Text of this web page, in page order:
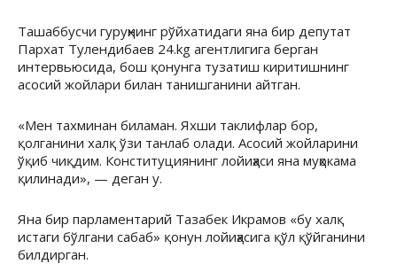
Ташаббусчи гуруҳнинг рўйхатидаги яна бир депутат
Пархат Тулендибаев 24.kg агентлигига берган
интервьюсида, бош қонунга тузатиш киритишнинг
асосий жойлари билан танишганини айтган.
«Мен тахминан биламан. Яхши таклифлар бор,
қолганини халқ ўзи танлаб олади. Асосий жойларини
ўқиб чиқдим. Конституциянинг лойиҳаси яна муҳокама
қилинади», — деган у.
Яна бир парламентарий Тазабек Икрамов «бу халқ
истаги бўлгани сабаб» қонун лойиҳасига қўл қўйганини
билдирган.